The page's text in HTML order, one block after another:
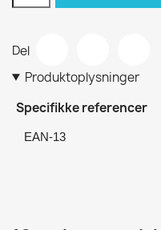
Del
Produktoplysninger
Specifikke referencer
EAN-13